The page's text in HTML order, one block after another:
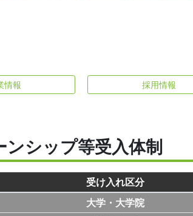
情報 採用情報
ンシップ等受入体制
受け入れ区分
大学・大学院